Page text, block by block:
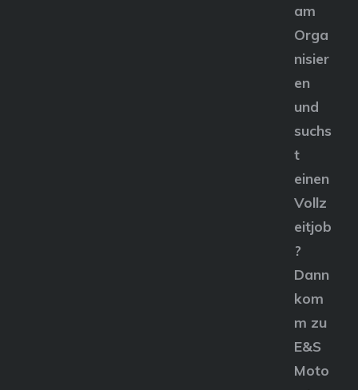
am
Orga
nisier
en
und
suchs
t
einen
Vollz
eitjob
?
Dann
kom
m zu
E&S
Moto